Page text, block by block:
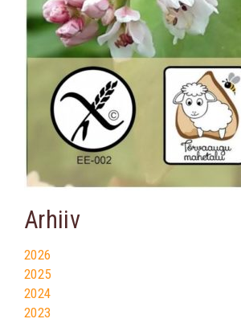
Arhiiv
2026
2025
2024
2023